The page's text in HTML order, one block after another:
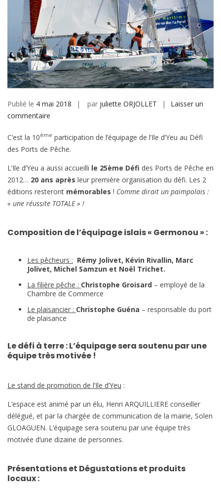
Publié le 4 mai 2018 par juliette ORJOLLET
Laisser un
commentaire
d’Yeu
2019
C’est la 10ème participation de l’équipage de l’Ile d’Yeu au Défi
des Ports de Pêche.
L’Ile d’Yeu a aussi accueilli le 25ème Défi des Ports de Pêche en
2012… 20 ans après leur première organisation du défi. Les 2
éditions resteront mémorables ! Comme dirait un paimpolais :
« une réussite TOTALE » !
Composition de l’équipage islais « Germonou » :
Les pêcheurs : Rémy Jolivet, Kévin Rivallin, Marc
Jolivet, Michel Samzun et Noël Trichet.
La filière pêche : Christophe Groisard – employé de la
Chambre de Commerce
Le plaisancier : Christophe Guéna – responsable du port
de plaisance
Le défi à terre :L’équipage sera soutenu par une
équipe très motivée !
Le stand de promotion de l’Ile d’Yeu :
L’espace est animé par un élu, Henri ARQUILLIERE conseiller
délégué, et par la chargée de communication de la mairie, Solen
GLOAGUEN. L’équipage sera soutenu par une équipe très
motivée d’une dizaine de personnes.
Présentations et Dégustations et produits
locaux :